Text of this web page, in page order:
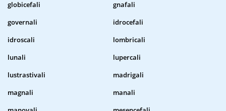
globicefali
gnafali
governali
idrocefali
idroscali
lombricali
lunali
lupercali
lustrastivali
madrigali
magnali
manali